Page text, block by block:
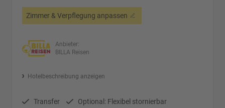
Zimmer & Verpflegung anpassen
Anbieter:
BILLA Reisen
Hotelbeschreibung anzeigen
Transfer Optional: Flexibel stornierbar